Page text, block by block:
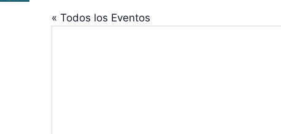
« Todos los Eventos